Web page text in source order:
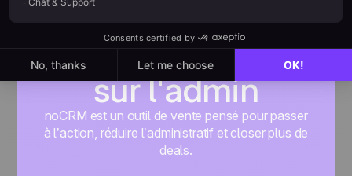
Concentrez-vous
sur la vente, pas
sur l'admin
noCRM est un outil de vente pensé pour passer
à l’action, réduire l’administratif et closer plus de
deals.